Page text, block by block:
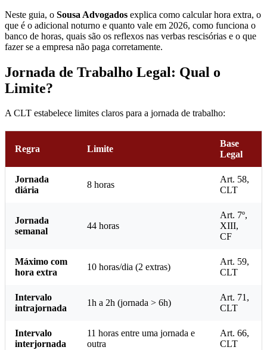
Neste guia, o Sousa Advogados explica como calcular hora extra, o
que é o adicional noturno e quanto vale em 2026, como funciona o
banco de horas, quais são os reflexos nas verbas rescisórias e o que
fazer se a empresa não paga corretamente.
Jornada de Trabalho Legal: Qual o
Limite?
A CLT estabelece limites claros para a jornada de trabalho:
Regra Limite
Base
Legal
Jornada
diária
8 horas
Art. 58,
CLT
Jornada
semanal
44 horas
Art. 7º,
XIII,
CF
Máximo com
hora extra
10 horas/dia (2 extras)
Art. 59,
CLT
Intervalo
intrajornada
1h a 2h (jornada > 6h)
Art. 71,
CLT
Intervalo
interjornada
11 horas entre uma jornada e
outra
Art. 66,
CLT